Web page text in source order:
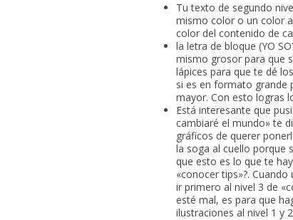
Tu texto de segundo
mismo color o un color
color del contenido de
la letra de bloque (YO
mismo grosor para que
lápices para que te dé
si es en formato grande
mayor. Con esto logras
Está interesante que
cambiaré el mundo» te
gráficos de querer
la soga al cuello porque
que esto es lo que te
«conocer tips»?.
ir primero al nivel 3 de
esté mal, es para que
ilustraciones al nivel 1 y